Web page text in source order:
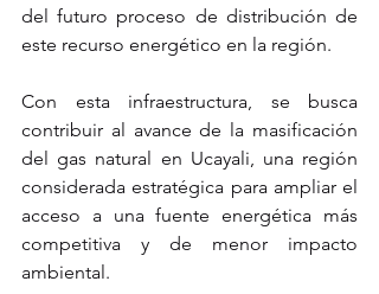
del futuro proceso de distribución de
este recurso energético en la región.
Con esta infraestructura, se busca
contribuir al avance de la masificación
del gas natural en Ucayali, una región
considerada estratégica para ampliar el
acceso a una fuente energética más
competitiva y de menor impacto
ambiental.